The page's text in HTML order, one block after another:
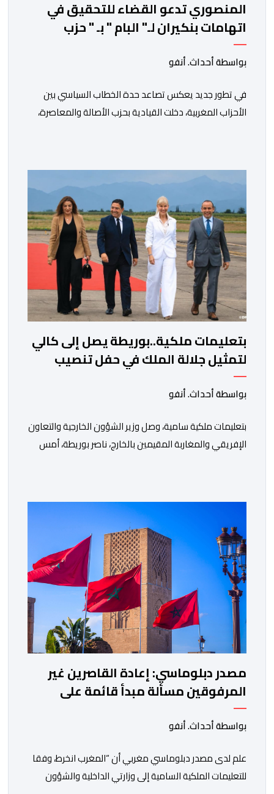
المنصوري تدعو القضاء للتحقيق في
اتهامات بنكيران لـ" البام " بـ " حزب
المخدرات "
بواسطة أحداث. أنفو
في تطور جديد يعكس تصاعد حدة الخطاب السياسي بين
الأحزاب المغربية، دخلت القيادية بحزب الأصالة والمعاصرة،
خلفية اتهامات سبق أن وجهها هذا الأخير إلى حزب ” البام ”
وربطه بملف المخدرات.المنصوري أكدت أن بنكيران ” ما غير
اليوم […]
بتعليمات ملكية..بوريطة يصل إلى كالي
لتمثيل جلالة الملك في حفل تنصيب
الرئيس الكولومبي الجديد
بواسطة أحداث. أنفو
بتعليمات ملكية سامية، وصل وزير الشؤون الخارجية والتعاون
الإفريقي والمغاربة المقيمين بالخارج، ناصر بوريطة، أمس
الكولومبي الجديد. وكان في استقبال بوريطة، لدى وصوله،
حاكمة منطقة فال ديل كاوكا، السيدة ديليا فرانسيسكا
تورو، وعمدة سانتياغو دي كالي، السيد ألفارو أليخاندرو […]
مصدر دبلوماسي: إعادة القاصرين غير
المرفوقين مسألة مبدأ قائمة على
التعليمات الملكية السامية
بواسطة أحداث. أنفو
علم لدى مصدر دبلوماسي مغربي أن “المغرب انخرط، وفقا
للتعليمات الملكية السامية إلى وزارتي الداخلية والشؤون